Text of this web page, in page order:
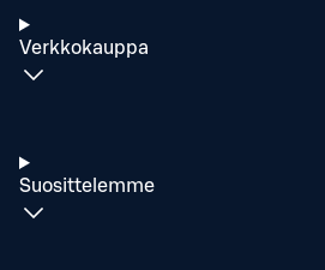
Verkkokauppa
Suosittelemme